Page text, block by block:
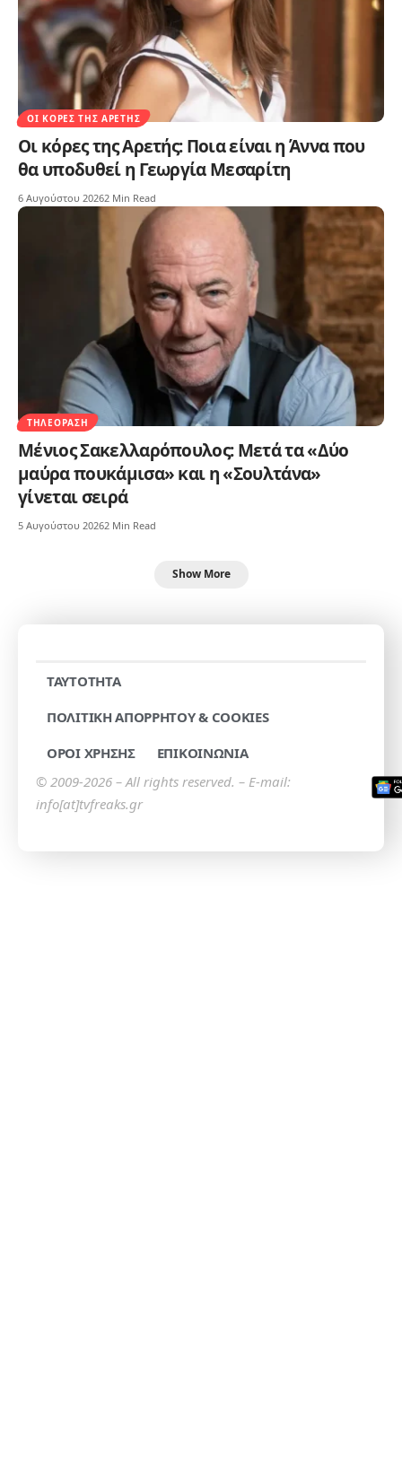
ΟΙ ΚΌΡΕΣ ΤΗΣ ΑΡΕΤΉΣ
Οι κόρες της Αρετής: Ποια είναι η Άννα που
θα υποδυθεί η Γεωργία Μεσαρίτη
6 Αυγούστου 20262 Min Read
ΤΗΛΕΌΡΑΣΗ
Μένιος Σακελλαρόπουλος: Μετά τα «Δύο
μαύρα πουκάμισα» και η «Σουλτάνα»
γίνεται σειρά
5 Αυγούστου 20262 Min Read
Show More
TAYTOTHTA
ΠΟΛΙΤΙΚΗ ΑΠΟΡΡΗΤΟΥ & COOKIES
ΟΡΟΙ ΧΡΗΣΗΣ
ΕΠΙΚΟΙΝΩΝΙΑ
© 2009-2026 – All rights reserved. – E-mail:
info[at]tvfreaks.gr